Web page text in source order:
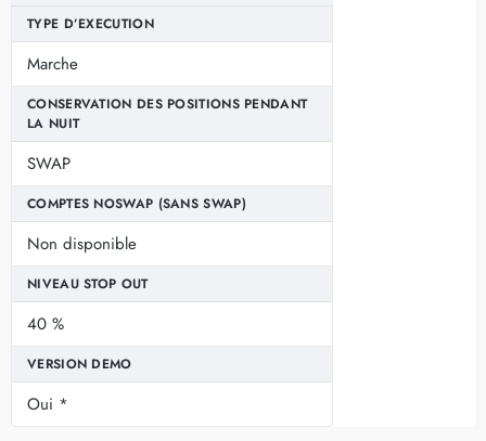
TYPE D’EXECUTION
Marche
CONSERVATION DES POSITIONS PENDANT
LA NUIT
SWAP
COMPTES NOSWAP (SANS SWAP)
Non disponible
NIVEAU STOP OUT
40 %
VERSION DEMO
Oui *